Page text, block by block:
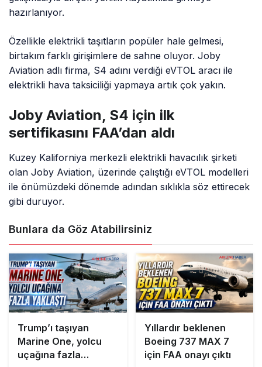
hazırlanıyor.
Özellikle elektrikli taşıtların popüler hale gelmesi,
birtakım farklı girişimlere de sahne oluyor. Joby
Aviation adlı firma, S4 adını verdiği eVTOL aracı ile
elektrikli hava taksiciliği yapmaya artık çok yakın.
Joby Aviation, S4 için ilk
sertifikasını FAA’dan aldı
Kuzey Kaliforniya merkezli elektrikli havacılık şirketi
olan Joby Aviation, üzerinde çalıştığı eVTOL modelleri
ile önümüzdeki dönemde adından sıklıkla söz ettirecek
gibi duruyor.
Bunlara da Göz Atabilirsiniz
Trump’ı taşıyan
Marine One, yolcu
uçağına fazla
Yıllardır beklenen
Boeing 737 MAX 7
için FAA onayı çıktı